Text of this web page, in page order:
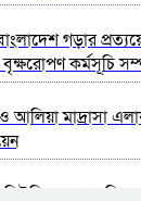
গড়ার
বৃক্ষরোপণ কর্মসূচি
মাদ্রাসা